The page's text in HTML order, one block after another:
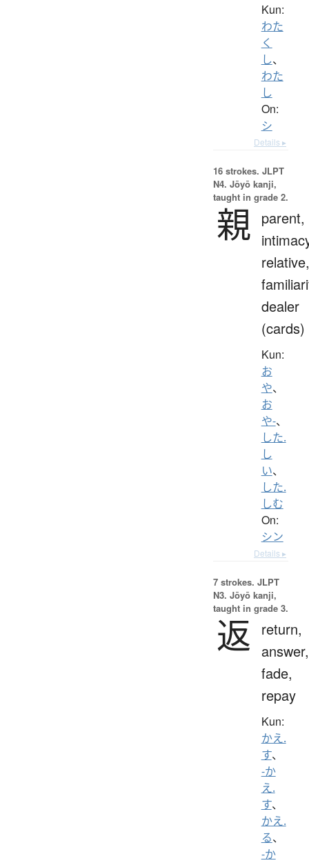
Kun:
わた
く
し、
わた
し
On:
シ
Details ▸
16 strokes. JLPT
N4. Jōyō kanji,
taught in grade 2.
親 parent,
relative,
dealer
(cards)
Kun:
お
や、
お
や-、
した.
し
い、
した.
しむ
On:
シン
Details ▸
7 strokes. JLPT
N3. Jōyō kanji,
taught in grade 3.
返
return,
answer,
fade,
repay
Kun:
かえ.
す、
-か
え.
す、
かえ.
る、
-か